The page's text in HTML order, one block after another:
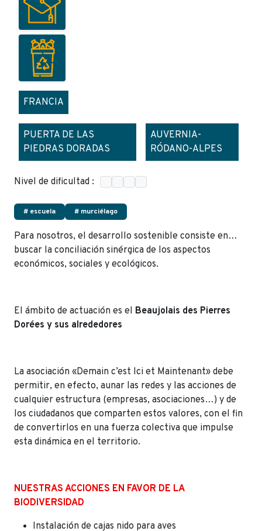
FRANCIA
PUERTA DE LAS
PIEDRAS DORADAS
AUVERNIA-
RÓDANO-ALPES
Nivel de dificultad :
# escuela # murciélago
Para nosotros, el desarrollo sostenible consiste en…
buscar la conciliación sinérgica de los aspectos
económicos, sociales y ecológicos.
El ámbito de actuación es el Beaujolais des Pierres
Dorées y sus alrededores
La asociación «Demain c’est Ici et Maintenant» debe
permitir, en efecto, aunar las redes y las acciones de
cualquier estructura (empresas, asociaciones…) y de
los ciudadanos que comparten estos valores, con el fin
de convertirlos en una fuerza colectiva que impulse
esta dinámica en el territorio.
NUESTRAS ACCIONES EN FAVOR DE LA
BIODIVERSIDAD
Instalación de cajas nido para aves